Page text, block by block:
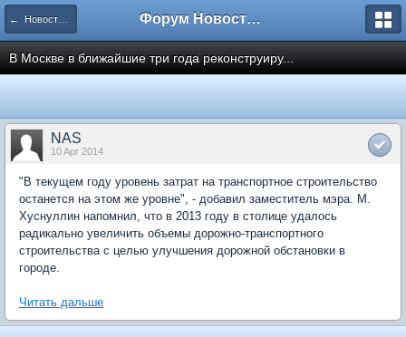
← Новости рынка недвижимости Форум Новостройки
В Москве в ближайшие три года реконструиру...
NAS
10 Apr 2014
"В текущем году уровень затрат на транспортное строительство
останется на этом же уровне", - добавил заместитель мэра. М.
Хуснуллин напомнил, что в 2013 году в столице удалось
радикально увеличить объемы дорожно-транспортного
строительства c целью улучшения дорожной обстановки в
городе.
Читать дальше